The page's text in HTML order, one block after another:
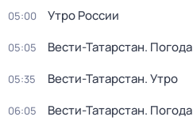
05:00 Утро России
05:05 Вести-Татарстан. Погода
05:35 Вести-Татарстан. Утро
06:05 Вести-Татарстан. Погода